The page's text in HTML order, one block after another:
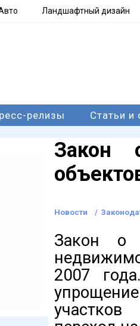
Ландшафтный дизайн
релизы Статьи и
Закон
Новости /
Закон о
2007